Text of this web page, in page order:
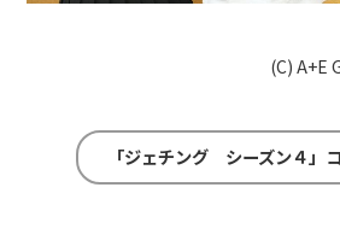
(C) A+E
「ジェチング シーズン４」